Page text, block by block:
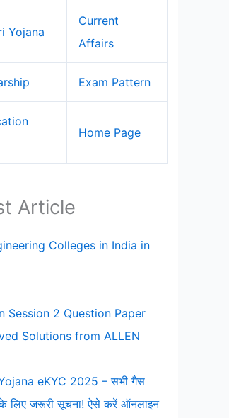
Yojana
Current
Affairs
Exam Pattern
Home Page
Article
Colleges in India in
Session 2 Question Paper
Solutions from ALLEN
eKYC 2025 – सभी गैस
के लिए जरूरी सूचना! ऐसे करें ऑनलाइन